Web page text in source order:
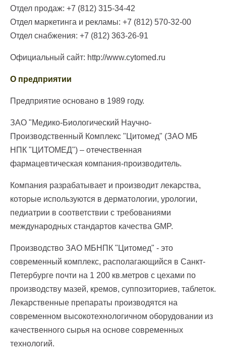
Отдел продаж: +7 (812) 315-34-42
Отдел маркетинга и рекламы: +7 (812) 570-32-00
Отдел снабжения: +7 (812) 363-26-91
Официальный сайт: http://www.cytomed.ru
О предприятии
Предприятие основано в 1989 году.
ЗАО "Медико-Биологический Научно-
Производственный Комплекс "Цитомед" (ЗАО МБ
НПК "ЦИТОМЕД") – отечественная
фармацевтическая компания-производитель.
Компания разрабатывает и производит лекарства,
которые используются в дерматологии, урологии,
педиатрии в соответствии с требованиями
международных стандартов качества GMP.
Производство ЗАО МБНПК "Цитомед" - это
современный комплекс, располагающийся в Санкт-
Петербурге почти на 1 200 кв.метров с цехами по
производству мазей, кремов, суппозиториев, таблеток.
Лекарственные препараты производятся на
современном высокотехнологичном оборудовании из
качественного сырья на основе современных
технологий.